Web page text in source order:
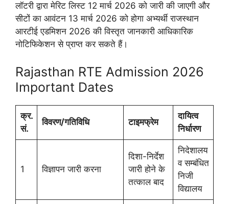
लॉटरी द्वारा मेरिट लिस्ट 12 मार्च 2026 को जारी की जाएगी और
सीटों का आवंटन 13 मार्च 2026 को होगा अभ्यर्थी राजस्थान
आरटीई एडमिशन 2026 की विस्तृत जानकारी आधिकारिक
नोटिफिकेशन से प्राप्त कर सकते हैं।
Rajasthan RTE Admission 2026
Important Dates
क्र.
सं.
विवरण/गतिविधि टाइमफ्रेम
दायित्व
निर्धारण
1 विज्ञापन जारी करना
दिशा-निर्देश
जारी होने के
तत्काल बाद
निदेशालय
व सम्बंधित
निजी
विद्यालय